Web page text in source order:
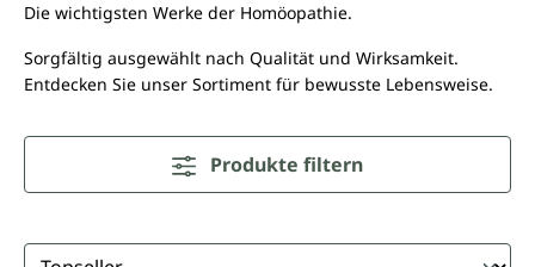
Die wichtigsten Werke der Homöopathie.
Sorgfältig ausgewählt nach Qualität und Wirksamkeit.
Entdecken Sie unser Sortiment für bewusste Lebensweise.
Produkte filtern